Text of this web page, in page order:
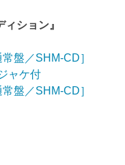
ション』
盤／SHM-CD］
ャケ付
盤／SHM-CD］